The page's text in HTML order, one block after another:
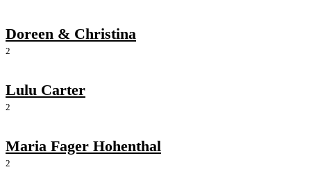
Doreen & Christina
2
Lulu Carter
2
Maria Fager Hohenthal
2